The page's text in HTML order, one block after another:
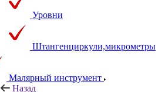
Уровни
Штангенциркули,микрометры
Малярный инструмент
Назад